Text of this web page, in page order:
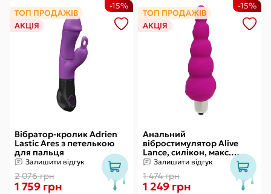
ТОП ПРОДАЖІВ
АКЦІЯ
Вібратор-кролик Adrien
Lastic Ares з петелькою
для пальця
Залишити відгук
2 076 грн
-15%
1 759 грн
ТОП ПРОДАЖІВ
АКЦІЯ
Анальний
вібростимулятор Alive
Lance, силікон, макс.
діаметр 2,9 см
(передостання кулька)
Залишити відгук
1 474 грн
-15%
1 249 грн